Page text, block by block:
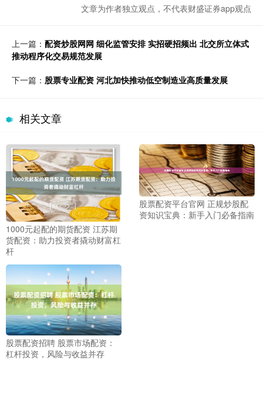
文章为作者独立观点，不代表财盛证券app观点
上一篇： 配资炒股网网 细化监管安排 实招硬招频出 北交所立体式
推动程序化交易规范发展
下一篇： 股票专业配资 河北加快推动低空制造业高质量发展
相关文章
1000元起配的期货配资 江苏期
货配资：助力投资者撬动财富杠
杆
股票配资平台官网 正规炒股配
资知识宝典：新手入门必备指南
股票配资招聘 股票市场配资：
杠杆投资，风险与收益并存